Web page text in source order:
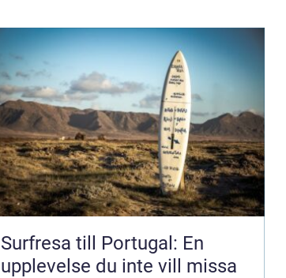
Surfresa till Portugal: En
upplevelse du inte vill missa